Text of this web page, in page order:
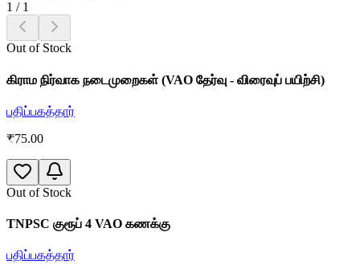
1 / 1
Out of Stock
கிராம நிர்வாக நடைமுறைகள் (VAO தேர்வு - விரைவுப் பயிற்சி)
பதிப்பகத்தார்
₹75.00
Out of Stock
TNPSC குரூப் 4 VAO கணக்கு
பதிப்பகத்தார்